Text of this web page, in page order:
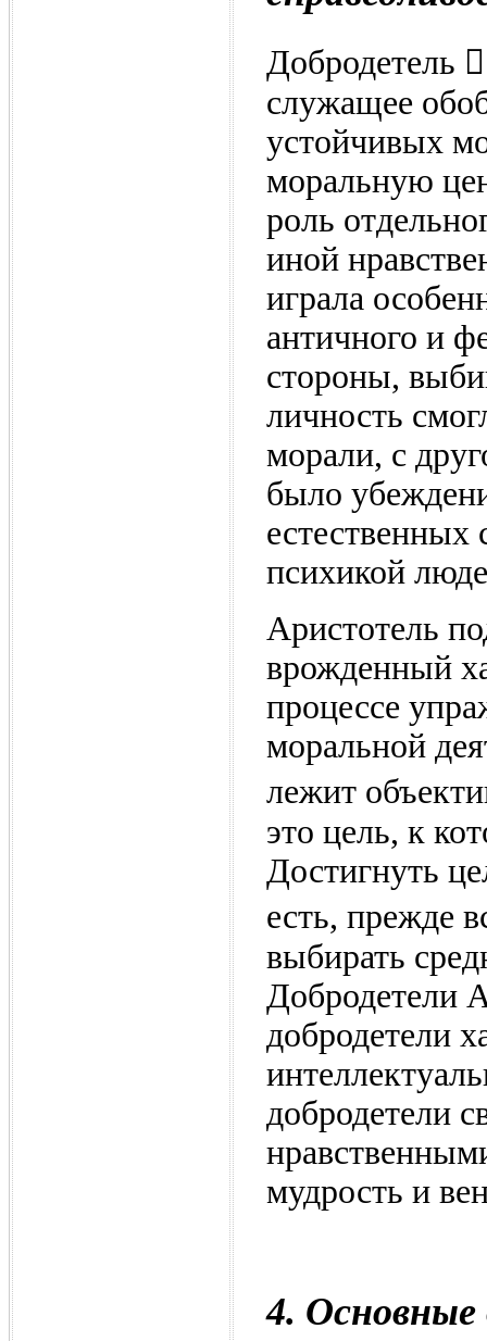
Добродетель
служащее
устойчивых
моральную
роль
иной
играла
античного и
стороны,
личность
морали, с
было
естественных
психикой
Аристотель
врожденный
процессе
моральной
лежит
это цель, к
Достигнуть
есть, прежде
выбирать
Добродетели
добродетели
добродетели
мудрость и
4.